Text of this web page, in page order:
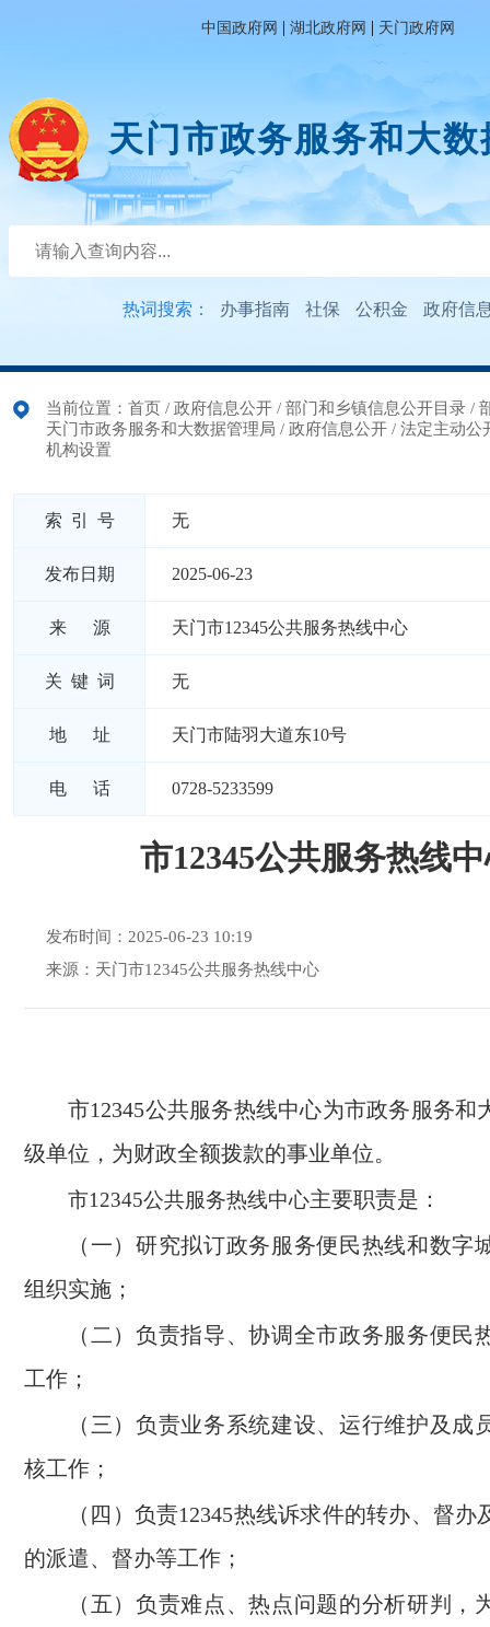
中国政府网 | 湖北政府网 | 天门政府网
天门市政务服务和大
热词搜索： 办事指南 社保 公积金 政府信
当前位置： 首页 / 政府信息公开 / 部门和乡镇信息公开目录 /
天门市政务服务和大数据管理局 / 政府信息公开 / 法定主动公
机构设置
索 引 号 无
发布日期 2025-06-23
来 源 天门市12345公共服务热线中心
关 键 词 无
地 址 天门市陆羽大道东10号
电 话 0728-5233599
市12345公共服务热线
发布时间：2025-06-23 10:19
来源：天门市12345公共服务热线中心
市12345公共服务热线中心为市政务服务和
级单位，为财政全额拨款的事业单位。
市12345公共服务热线中心主要职责是：
（一）研究拟订政务服务便民热线和数字
组织实施；
（二）负责指导、协调全市政务服务便民
工作；
（三）负责业务系统建设、运行维护及成
核工作；
（四）负责12345热线诉求件的转办、督办
的派遣、督办等工作；
（五）负责难点、热点问题的分析研判，